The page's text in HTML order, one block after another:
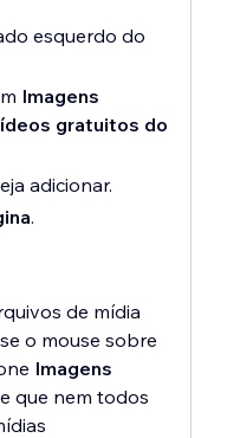
esquerdo do
Imagens
gratuitos do
adicionar.
.
de mídia
o mouse sobre
Imagens
que nem todos